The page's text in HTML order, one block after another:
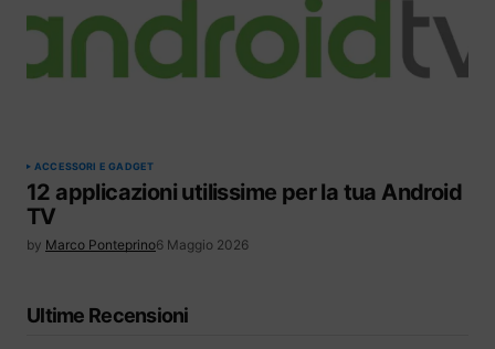
ACCESSORI E GADGET
12 applicazioni utilissime per la tua Android
TV
by Marco Ponteprino6 Maggio 2026
Ultime Recensioni